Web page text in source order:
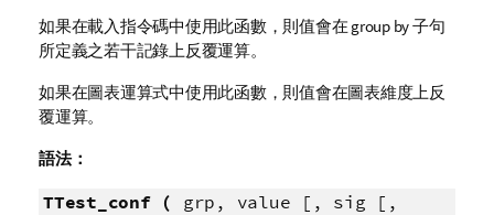
如果在載入指令碼中使用此函數，則值會在 group by 子句
所定義之若干記錄上反覆運算。
如果在圖表運算式中使用此函數，則值會在圖表維度上反
覆運算。
語法：
TTest_conf ( grp, value [, sig [,